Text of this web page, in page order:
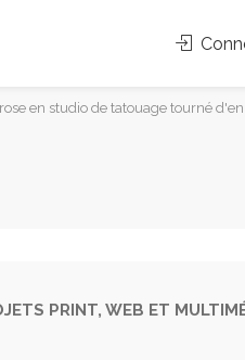
en studio de tatouage tourné d'en
PRINT, WEB ET